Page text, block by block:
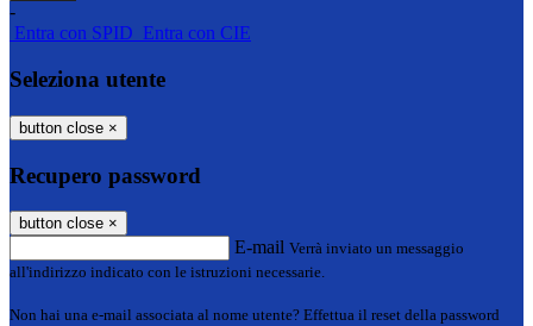
-
Entra con SPID Entra con CIE
Seleziona utente
button close ×
Recupero password
button close ×
E-mail Verrà inviato un messaggio
all'indirizzo indicato con le istruzioni necessarie.
Non hai una e-mail associata al nome utente? Effettua il reset della password